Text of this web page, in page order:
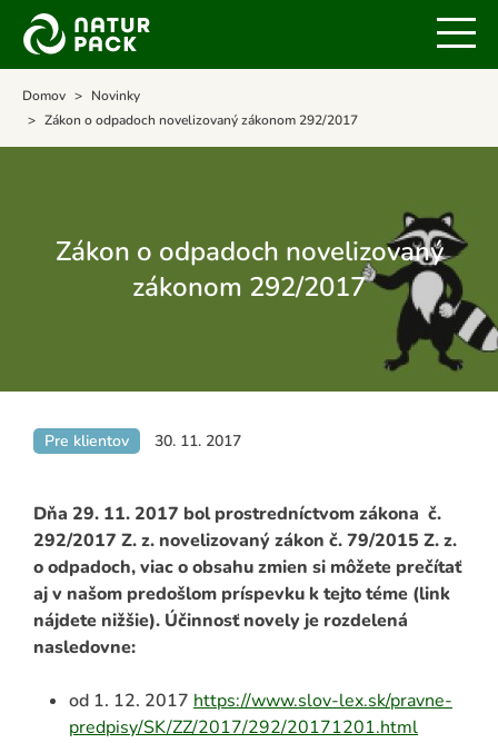
Domov
Novinky
Zákon o odpadoch novelizovaný zákonom 292/2017
Zákon o odpadoch novelizovaný
zákonom 292/2017
Pre klientov 30. 11. 2017
Dňa 29. 11. 2017 bol prostredníctvom zákona č.
292/2017 Z. z. novelizovaný zákon č. 79/2015 Z. z.
o odpadoch, viac o obsahu zmien si môžete prečítať
aj v našom predošlom príspevku k tejto téme (link
nájdete nižšie). Účinnosť novely je rozdelená
nasledovne:
od 1. 12. 2017 https://www.slov-lex.sk/pravne-
predpisy/SK/ZZ/2017/292/20171201.html